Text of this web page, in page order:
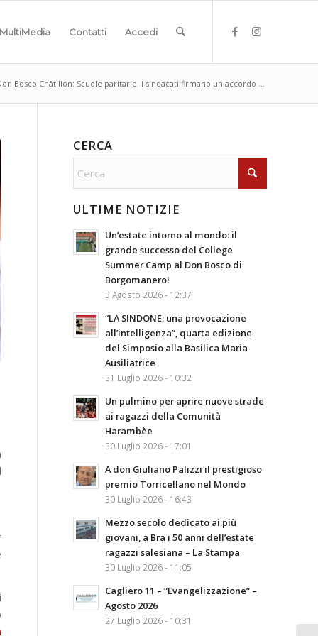
MultiMedia Contatti Accedi
Bosco Châtillon: Scuole paritarie, i sindacati firmano un accordo ...
CERCA
ULTIME NOTIZIE
Un’estate intorno al mondo: il
grande successo del College
Summer Camp al Don Bosco di
Borgomanero!
3 Agosto 2026 - 12:37
“LA SINDONE: una provocazione
all’intelligenza”, quarta edizione
del Simposio alla Basilica Maria
Ausiliatrice
31 Luglio 2026 - 10:32
Un pulmino per aprire nuove strade
ai ragazzi della Comunità
Harambèe
30 Luglio 2026 - 17:01
A don Giuliano Palizzi il prestigioso
premio Torricellano nel Mondo
30 Luglio 2026 - 16:43
Mezzo secolo dedicato ai più
giovani, a Bra i 50 anni dell’estate
ragazzi salesiana – La Stampa
30 Luglio 2026 - 11:05
Cagliero 11 – “Evangelizzazione” –
Agosto 2026
27 Luglio 2026 - 10:31